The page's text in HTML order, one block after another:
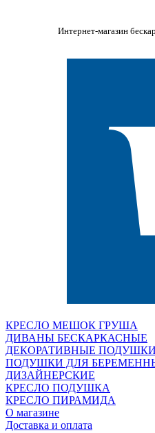
Интернет-магазин
КРЕСЛО МЕШОК ГРУША
ДИВАНЫ БЕСКАРКАСНЫЕ
ДЕКОРАТИВНЫЕ ПОДУШКИ
ПОДУШКИ ДЛЯ
ДИЗАЙНЕРСКИЕ
КРЕСЛО ПОДУШКА
КРЕСЛО ПИРАМИДА
О магазине
Доставка и оплата